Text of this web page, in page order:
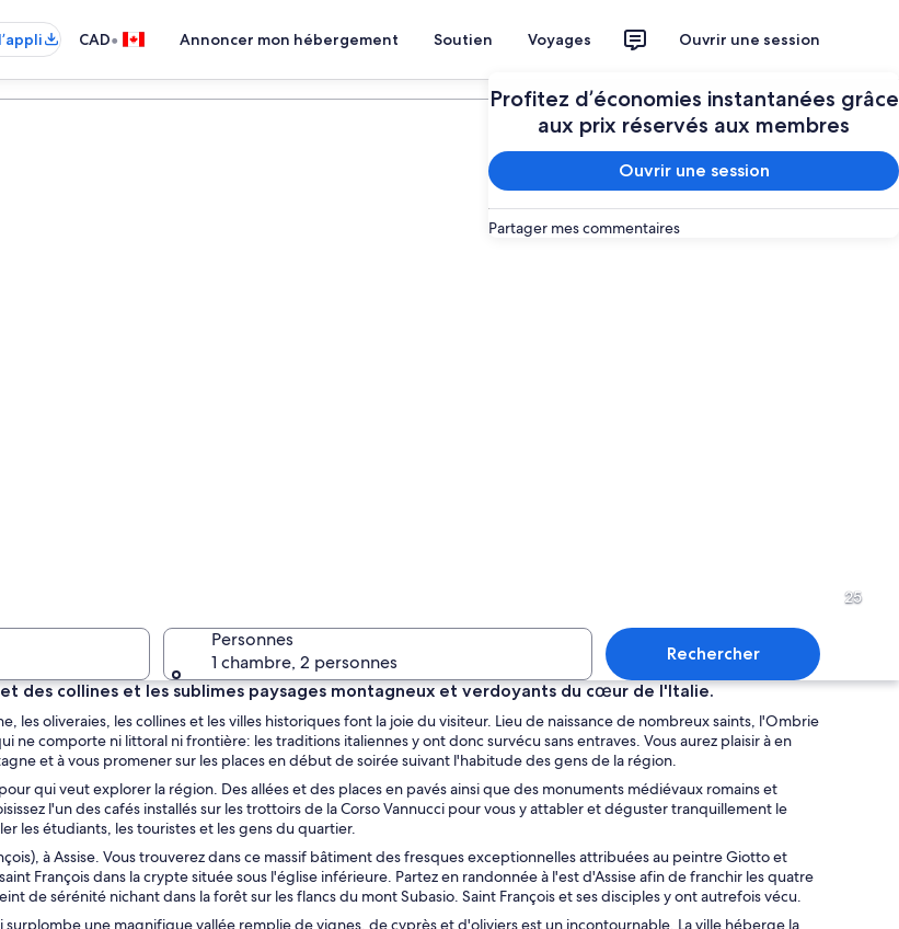
CAD• Annoncer mon hébergement Soutien Voyages Ouvrir une session
Profitez d’économies instantanées grâce
aux prix réservés aux membres
Ouvrir une session
Partager mes commentaires
Planifier mon voyage
aux couleurs vives, une église imposante surmontée d’un dôme, et une colline en arrière-plan.
Une rue étroite bordée de bâtiments historiques, d’un clocher d’église et d’espaces
Une rue pavée, avec une
25
Personnes
1 chambre, 2 personnes
Rechercher
des collines et les sublimes paysages montagneux et verdoyants du cœur de l'Italie.
oliveraies, les collines et les villes historiques font la joie du visiteur. Lieu de naissance de nombreux saints, l'Ombrie
ne comporte ni littoral ni frontière: les traditions italiennes y ont donc survécu sans entraves. Vous aurez plaisir à en
et à vous promener sur les places en début de soirée suivant l'habitude des gens de la région.
qui veut explorer la région. Des allées et des places en pavés ainsi que des monuments médiévaux romains et
l'un des cafés installés sur les trottoirs de la Corso Vannucci pour vous y attabler et déguster tranquillement le
les étudiants, les touristes et les gens du quartier.
à Assise. Vous trouverez dans ce massif bâtiment des fresques exceptionnelles attribuées au peintre Giotto et
François dans la crypte située sous l'église inférieure. Partez en randonnée à l'est d'Assise afin de franchir les quatre
de sérénité nichant dans la forêt sur les flancs du mont Subasio. Saint François et ses disciples y ont autrefois vécu.
une magnifique vallée remplie de vignes, de cyprès et d'oliviers est un incontournable. La ville héberge la